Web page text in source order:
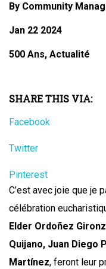
By Community
Jan 22 2024
500 Ans, Actualité
SHARE THIS VIA:
Facebook
Twitter
Pinterest
C’est avec joie que je
célébration
Elder Ordoñez
Quijano, Juan Diego
Martínez, feront leur